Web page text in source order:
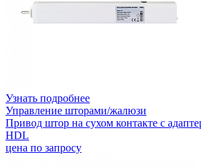
Узнать подробнее
Управление шторами/жалюзи
Привод штор на сухом контакте с
HDL
цена по запросу